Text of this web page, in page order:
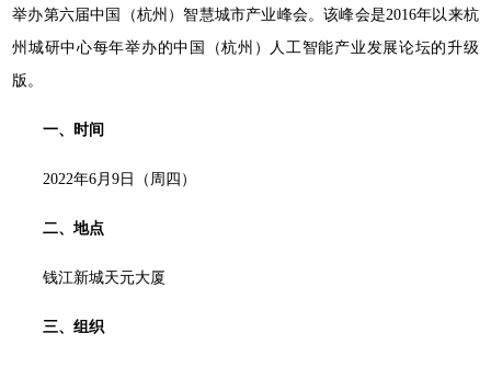
举办第六届中国（杭州）智慧城市产业峰会。该峰会是2016年以来杭
州城研中心每年举办的中国（杭州）人工智能产业发展论坛的升级
版。
一、时间
2022年6月9日（周四）
二、地点
钱江新城天元大厦
三、组织